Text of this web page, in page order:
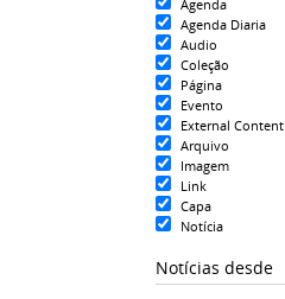
Agenda
Agenda Diaria
Audio
Coleção
Página
Evento
External Content
Arquivo
Imagem
Link
Capa
Notícia
Notícias desde